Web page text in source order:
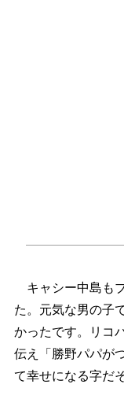
キャシー中島も
た。元気な男の子
かったです。リコ
伝え「勝野パパが
て幸せになる字だ